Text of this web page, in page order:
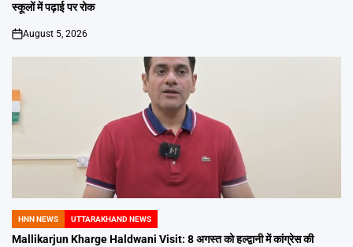
स्कूलों में पढ़ाई पर रोक
on
August 5, 2026
POSTED
IN
HNN NEWS UTTARAKHAND NEWS
Mallikarjun Kharge Haldwani Visit: 8 अगस्त को हल्द्वानी में कांग्रेस की